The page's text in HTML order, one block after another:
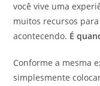
você vive uma
muitos recursos
acontecendo. É
Conforme a mesma
simplesmente